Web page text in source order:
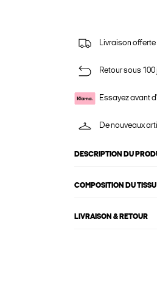
Livraison
Retour sous 100
Essayez avant
De nouveaux
DESCRIPTION DU
COMPOSITION DU
LIVRAISON & RETOUR